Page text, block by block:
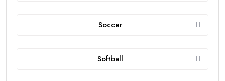
Soccer
Softball